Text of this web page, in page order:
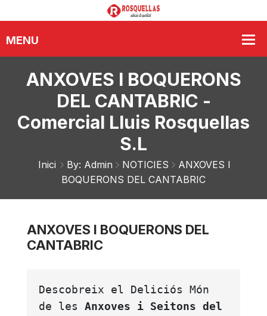
ANXOVES I BOQUERONS
DEL CANTABRIC -
Comercial Lluis Rosquellas
S.L
Inici By: Admin NOTICIES
ANXOVES I
BOQUERONS DEL CANTABRIC
ANXOVES I BOQUERONS DEL
CANTABRIC
Descobreix el Deliciós Món
de les Anxoves i Seitons del